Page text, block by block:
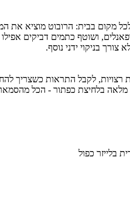
ושוטף כתמים דביקים
לקבל התראות כשצריך
בלחיצת כפתור - הכל